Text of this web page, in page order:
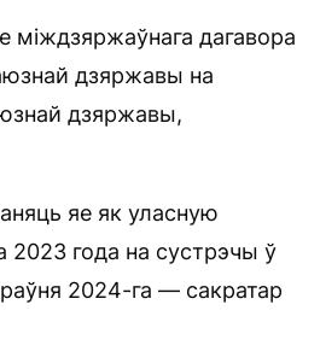
дагавора
дзяржавы на
дзяржавы,
яе як уласную
2023 года на сустрэчы ў
2024-га — сакратар